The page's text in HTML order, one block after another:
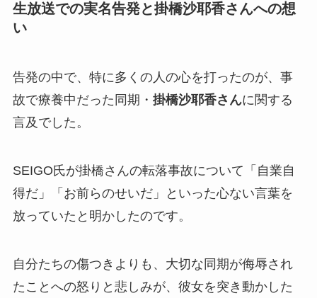
生放送での実名告発と掛橋沙耶香さんへの想
い
告発の中で、特に多くの人の心を打ったのが、事
故で療養中だった同期・ 掛橋沙耶香さんに関する
言及でした。
SEIGO氏が掛橋さんの転落事故について「自業自
得だ」「お前らのせいだ」といった心ない言葉を
放っていたと明かしたのです。
自分たちの傷つきよりも、大切な同期が侮辱され
たことへの怒りと悲しみが、彼女を突き動かした